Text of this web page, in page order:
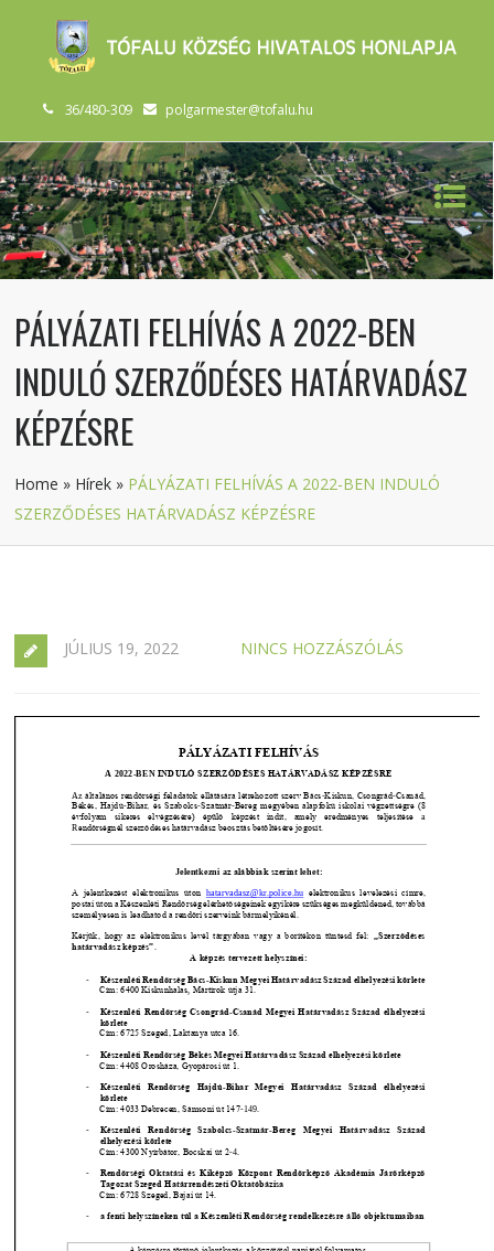
36/480-309 polgarmester@tofalu.hu
PÁLYÁZATI FELHÍVÁS A 2022-BEN
INDULÓ SZERZŐDÉSES HATÁRVADÁSZ
KÉPZÉSRE
Home » Hírek » PÁLYÁZATI FELHÍVÁS A 2022-BEN INDULÓ
SZERZŐDÉSES HATÁRVADÁSZ KÉPZÉSRE
JÚLIUS 19, 2022 NINCS HOZZÁSZÓLÁS